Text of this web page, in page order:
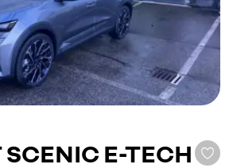
SCENIC E-TECH